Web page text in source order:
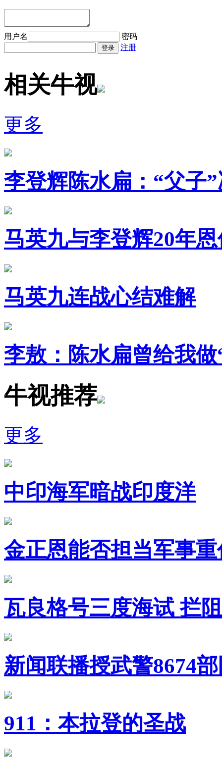
用户名
密码
注册
相关牛视
更多
李登辉陈水扁：“父子
马英九与李登辉20年
马英九连战心结难解
李敖：陈水扁曾给我做
牛视推荐
更多
中印海军暗战印度洋
金正恩能否担当军事重
瓦良格号三度海试 拦
新闻联播授武警8674
911：本拉登的圣战